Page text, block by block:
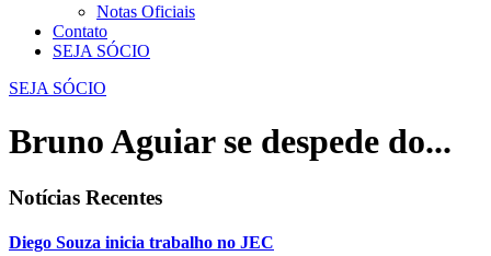
Notas Oficiais
Contato
SEJA SÓCIO
SEJA SÓCIO
Bruno Aguiar se despede do...
Notícias Recentes
Diego Souza inicia trabalho no JEC